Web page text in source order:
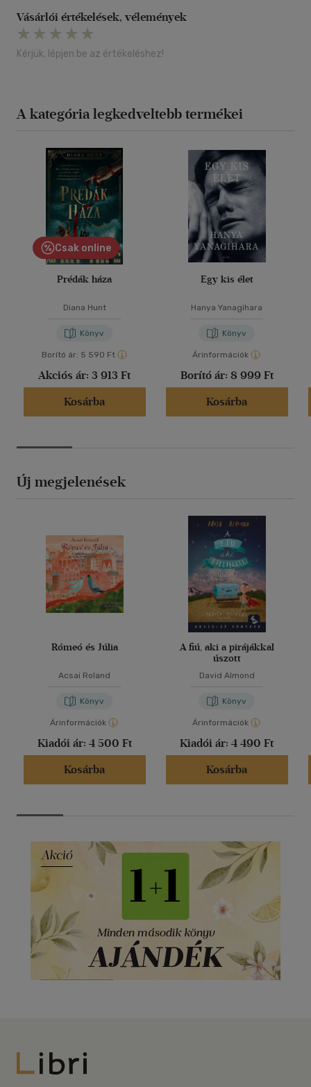
Vásárlói értékelések, vélemények
Kérjük, lépjen be az értékeléshez!
A kategória legkedveltebb termékei
Csak online
Prédák háza
Diana Hunt
Könyv
Borító ár: 5 590 Ft
Akciós ár: 3 913 Ft
Kosárba
Egy kis élet
Hanya Yanagihara
Könyv
Árinformációk
Borító ár: 8 999 Ft
Kosárba
Új megjelenések
Rómeó és Júlia
Acsai Roland
Könyv
Árinformációk
Kiadói ár: 4 500 Ft
Kosárba
A fiú, aki a pirájákkal
úszott
David Almond
Könyv
Árinformációk
Kiadói ár: 4 490 Ft
Kosárba
Libri